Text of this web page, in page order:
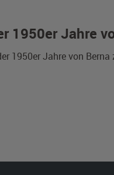
1950er Jahre
1950er Jahre von